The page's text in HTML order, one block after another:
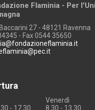
Flaminia - Per
27 - 48121 Ravenna
- Fax 0544 35650
- 17.30
Venerdì
8.30 - 13.30